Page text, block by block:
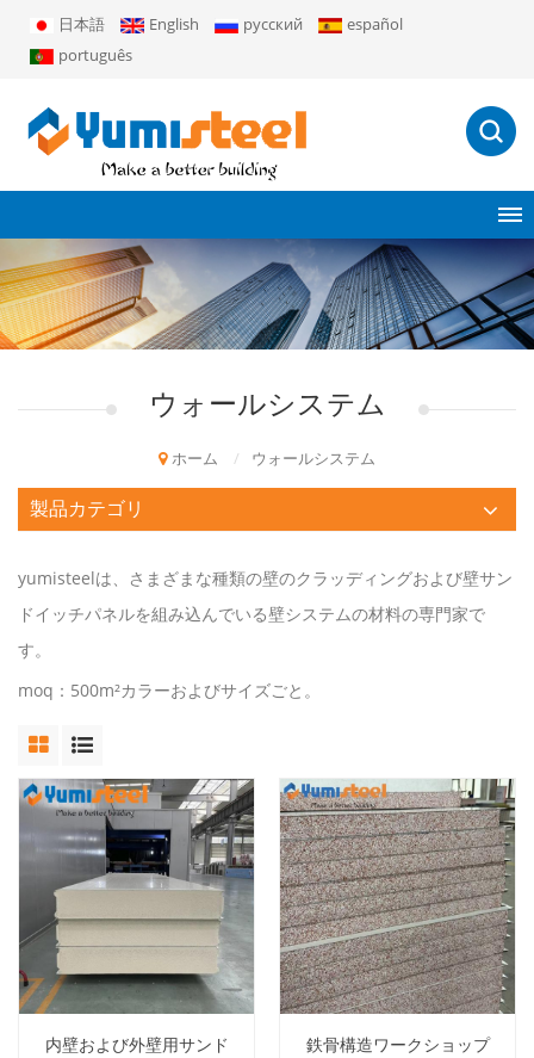
日本語 English русский
español
português
ウォールシステム
ホーム / ウォールシステム
製品カテゴリ
yumisteelは、さまざまな種類の壁のクラッディングおよび壁サン
ドイッチパネルを組み込んでいる壁システムの材料の専門家で
す。
moq：500m²カラーおよびサイズごと。
内壁および外壁用サンド
鉄骨構造ワークショップ